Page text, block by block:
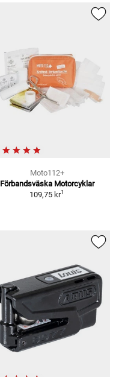
Moto112+
Förbandsväska Motorcyklar
109,75 kr1